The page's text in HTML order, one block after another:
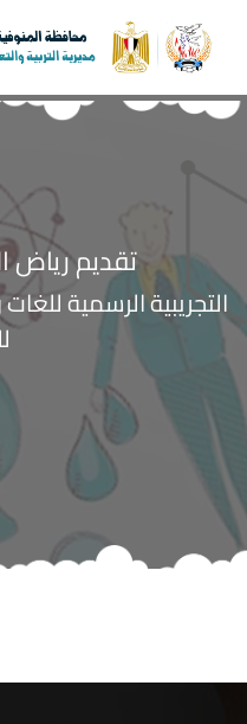
تقديم رياض
التجريبية الرسمية